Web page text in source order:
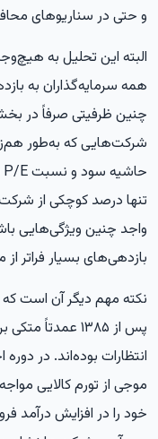
و حتی در سناریوهای
البته این تحلیل به
همه سرمایه‌گذاران به
چنین ظرفیتی صرفاً در
شرکت‌هایی که به‌طور
واجد چنین ویژگی‌هایی
بازدهی‌های بسیار فراتر از
نکته مهم دیگر آن است
پس از ۱۳۸۵
انتظارات بوده‌اند. در دوره
موجی از تورم کالایی
خود را در افزایش درآمد